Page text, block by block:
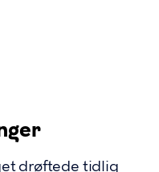
drøftede tidlig